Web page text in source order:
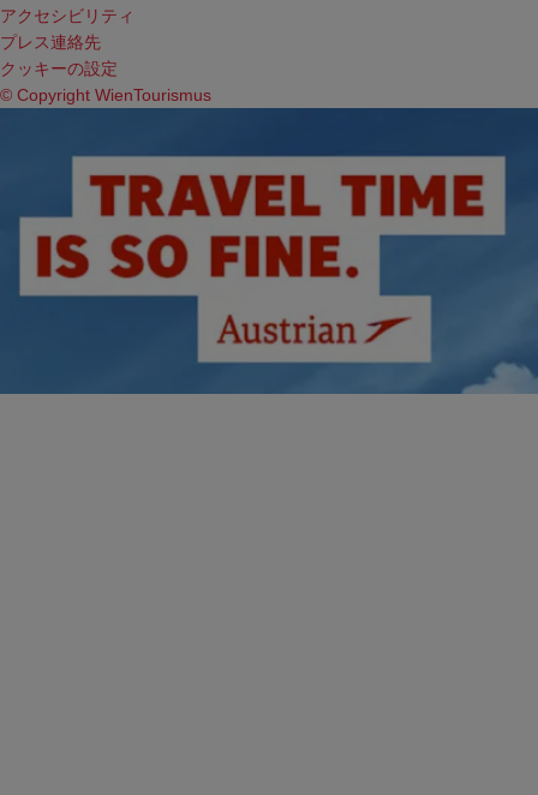
アクセシビリティ
プレス連絡先
クッキーの設定
© Copyright WienTourismus